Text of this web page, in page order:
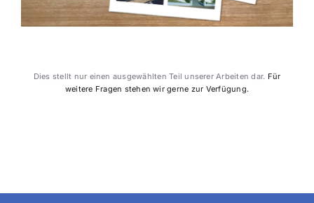
Dies stellt nur einen ausgewählten Teil unserer Arbeiten dar. Für
weitere Fragen stehen wir gerne zur Verfügung.